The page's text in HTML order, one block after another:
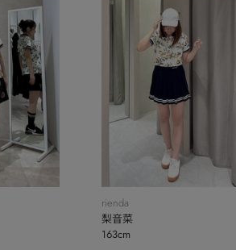
rienda
梨音菜
163cm